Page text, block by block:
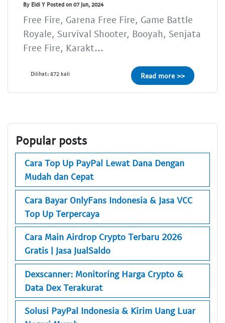
By Eldi Y Posted on 07 Jun, 2024
Free Fire, Garena Free Fire, Game Battle
Royale, Survival Shooter, Booyah, Senjata
Free Fire, Karakt...
Dilihat: 872 kali Read more >>
Popular posts
Cara Top Up PayPal Lewat Dana Dengan
Mudah dan Cepat
Cara Bayar OnlyFans Indonesia & Jasa VCC
Top Up Terpercaya
Cara Main Airdrop Crypto Terbaru 2026
Gratis | Jasa JualSaldo
Dexscanner: Monitoring Harga Crypto &
Data Dex Terakurat
Solusi PayPal Indonesia & Kirim Uang Luar